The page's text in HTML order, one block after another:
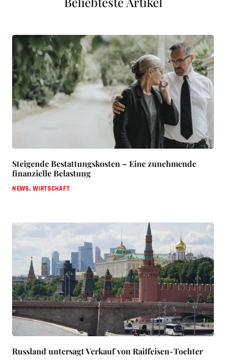
Steigende Bestattungskosten – Eine zunehmende
finanzielle Belastung
NEWS,WIRTSCHAFT
Russland untersagt Verkauf von Raiffeisen-Tochter